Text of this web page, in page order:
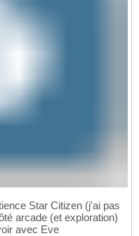
Star Citizen (j'ai pas
arcade (et exploration)
avec Eve